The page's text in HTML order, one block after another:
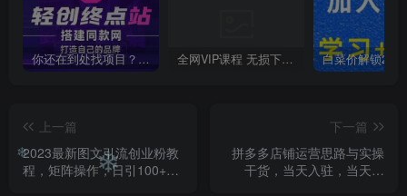
你还在到处找项目？还在当韭菜？我靠卖项目一个月收入5万+，曾经我也是个失败者。 全网VIP课程 无损下载~
上一篇
2023最新图文引流创业粉教
程，矩阵操作，日引100+精
下一篇
拼多多店铺运营思路与实操
干货，当天入驻，当天开